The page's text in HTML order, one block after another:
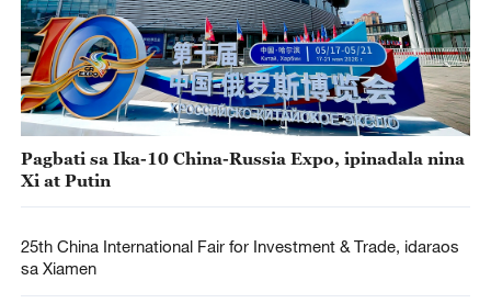
Pagbati sa Ika-10 China-Russia Expo, ipinadala nina
Xi at Putin
25th China International Fair for Investment & Trade, idaraos
sa Xiamen